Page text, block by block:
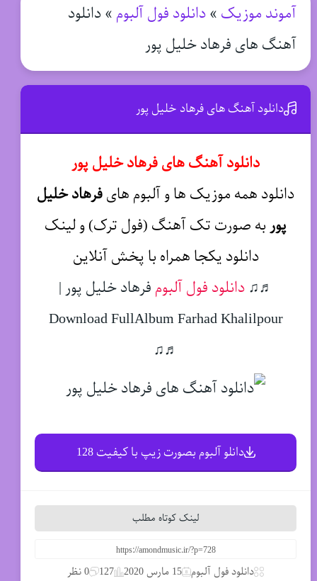
آموند موزیک »دانلود فول آلبوم »دانلود
آهنگ های فرهاد خلیل پور
دانلود آهنگ های فرهاد خلیل پور
دانلود آهنگ های فرهاد خلیل پور
دانلود همه موزیک ها و آلبوم هایفرهاد خلیل
پوربه صورت تک آهنگ (فول ترک) و لینک
دانلود یکجا همراه با پخش آنلاین
♬♫دانلود فول آلبوم فرهاد خلیل پور |
Download FullAlbum Farhad Khalilpour
♬♫
دانلو آلبوم بصورت زیپ با کیفیت 128
لینک کوتاه مطلب
دانلود فول آلبوم 15 مارس 2020 127 0 نظر